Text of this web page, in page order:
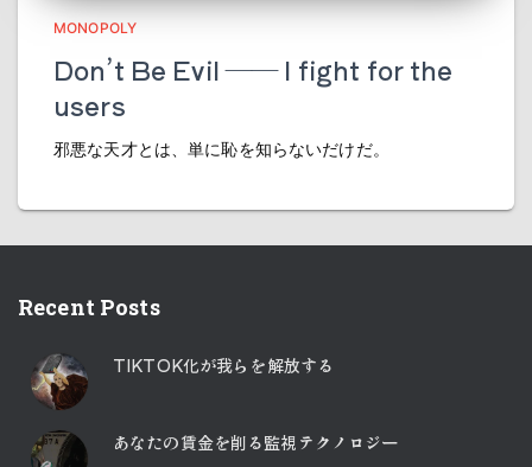
MONOPOLY
Don’t Be Evil ―― I fight for the
users
邪悪な天才とは、単に恥を知らないだけだ。
Recent Posts
TIKTOK化が我らを解放する
あなたの賃金を削る監視テクノロジー